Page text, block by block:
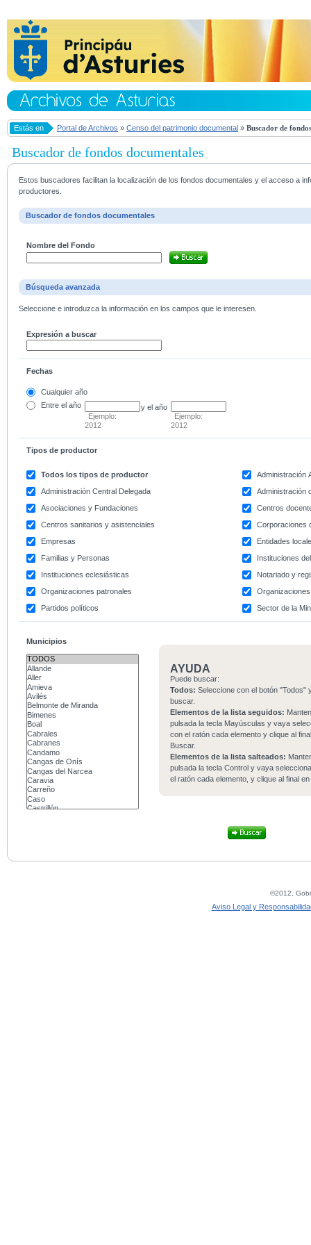
Estás en Portal de Archivos » Censo del patrimonio documental » Buscador de
Buscador de fondos documentales
Estos buscadores facilitan la localización de los fondos documentales y el acceso a
productores.
Buscador de fondos documentales
Nombre del Fondo
Búsqueda avanzada
Seleccione e introduzca la información en los campos que le interesen.
Expresión a buscar
Fechas
Cualquier año
Entre el año
Ejemplo:
2012
y el año
Ejemplo:
2012
Tipos de productor
Todos los tipos de productor
Administración
Administración Central Delegada
Administración
Asociaciones y Fundaciones
Centros
Centros sanitarios y asistenciales
Corporaciones
Empresas
Entidades
Familias y Personas
Instituciones
Instituciones eclesiásticas
Notariado y
Organizaciones patronales
Partidos políticos
Sector de la
Municipios
AYUDA
Puede buscar:
Todos: Seleccione con el botón "Todos"
buscar.
Elementos de la lista seguidos:
pulsada la tecla Mayúsculas y vaya
con el ratón cada elemento y clique al
Buscar.
Elementos de la lista salteados:
pulsada la tecla Control y vaya
el ratón cada elemento, y clique al final
©2012,
Aviso Legal y